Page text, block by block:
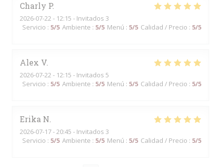
Charly P
2026-07-22 - 12:15 - Invitados 3
Servicio : 5/5 Ambiente : 5/5 Menú : 5/5 Calidad / Precio : 5/5
Alex V
2026-07-22 - 12:15 - Invitados 5
Servicio : 5/5 Ambiente : 5/5 Menú : 5/5 Calidad / Precio : 5/5
Erika N
2026-07-17- 20:45 - Invitados 3
Servicio : 5/5 Ambiente : 5/5 Menú : 5/5 Calidad / Precio : 5/5